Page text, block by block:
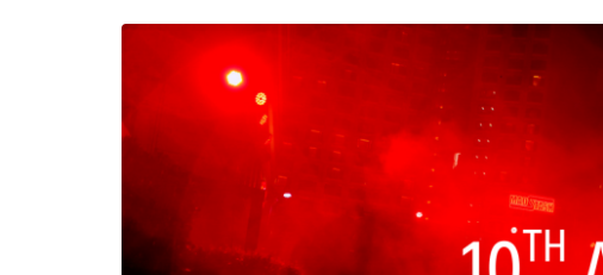
คุณค่าการท่องเที่ยวไทยอย่างยั่